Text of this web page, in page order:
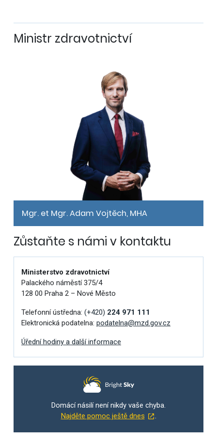
Ministr zdravotnictví
Mgr. et Mgr. Adam Vojtěch, MHA
Zůstaňte s námi v kontaktu
Ministerstvo zdravotnictví
Palackého náměstí 375/4
128 00 Praha 2 – Nové Město
Telefonní ústředna: (+420) 224 971 111
Elektronická podatelna: podatelna@mzd.gov.cz
Úřední hodiny a další informace
Domácí násilí není nikdy vaše chyba.
Najděte pomoc ještě dnes
.